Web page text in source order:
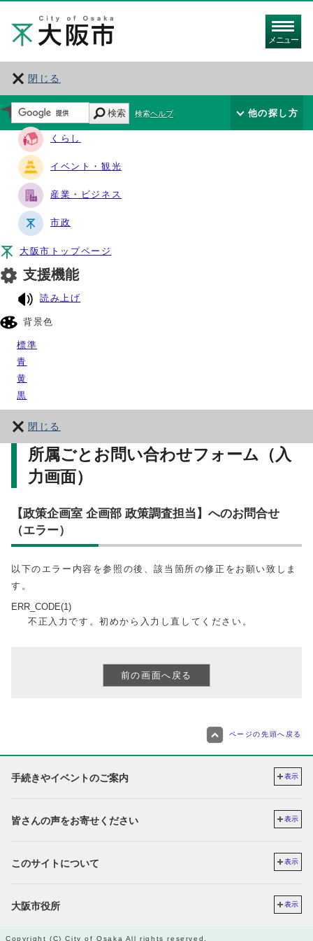
メニュー
閉じる
サイト・ナビ
くらし
イベント・観光
産業・ビジネス
市政
大阪市トップページ
支援機能
読み上げ
背景色
標準
青
黄
黒
閉じる
検索 検索ヘルプ 他の探し方
所属ごとお問い合わせフォーム（入
力画面）
【政策企画室 企画部 政策調査担当】へのお問合せ
（エラー）
以下のエラー内容を参照の後、該当箇所の修正をお願い致しま
す。
ERR_CODE(1)
不正入力です。初めから入力し直してください。
ページの先頭へ戻る
手続きやイベントのご案内 表示
皆さんの声をお寄せください 表示
このサイトについて 表示
大阪市役所 表示
Copyright (C) City of Osaka All rights reserved.